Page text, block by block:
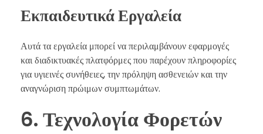
Εκπαιδευτικά Εργαλεία
Αυτά τα εργαλεία μπορεί να περιλαμβάνουν εφαρμογές
και διαδικτυακές πλατφόρμες που παρέχουν πληροφορίες
για υγιεινές συνήθειες, την πρόληψη ασθενειών και την
αναγνώριση πρώιμων συμπτωμάτων.
6. Τεχνολογία Φορετών